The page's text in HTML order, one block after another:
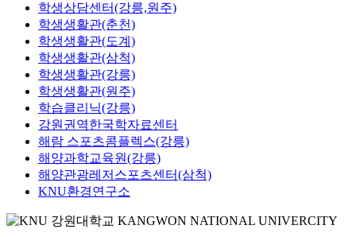
학생상담센터(강릉,원주)
학생생활관(춘천)
학생생활관(도계)
학생생활관(삼척)
학생생활관(강릉)
학생생활관(원주)
학습클리닉(강릉)
강원권역한국학자료센터
해람 스포츠콤플렉스(강릉)
해양과학교육원(강릉)
해양관광레저스포츠센터(삼척)
KNU환경연구소